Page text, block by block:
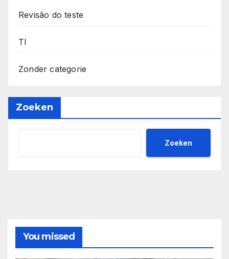
Revisão do teste
TI
Zonder categorie
Zoeken
Zoeken
You missed